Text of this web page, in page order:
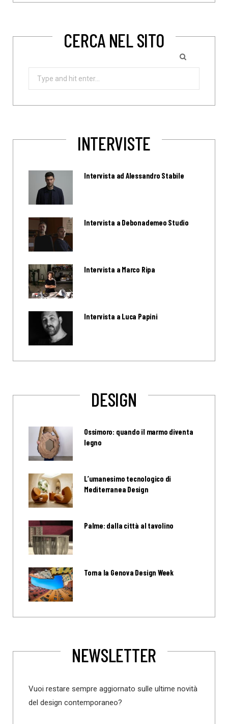
CERCA NEL SITO
Search
INTERVISTE
Intervista ad Alessandro Stabile
Intervista a Debonademeo Studio
Intervista a Marco Ripa
Intervista a Luca Papini
DESIGN
Ossimoro: quando il marmo diventa
legno
L’umanesimo tecnologico di
Mediterranea Design
Palme: dalla città al tavolino
Torna la Genova Design Week
NEWSLETTER
Vuoi restare sempre aggiornato sulle ultime novità
del design contemporaneo?